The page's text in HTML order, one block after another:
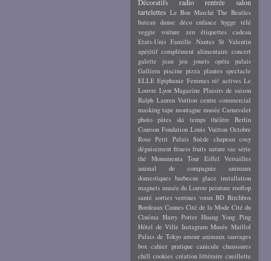
Décoratifs
radio rentrée
salon
tartelettes Le Bon Marché The Beatles
bateau danse déco enfance hygge télé
veggie
voiture zen
étiquettes cadeau
Etats-Unis Famille Nantes St Valentin
apéritif complément alimentaire concert
galette
jean jeu jouets opéra
palais
Galliera piscine pizza plantes spectacle
ELLE Epiphanie Femmes ré/ actives Le
Louvre Lyon Magazine Plaisirs de saison
Ralph Lauren Vuitton centre commercial
masking tape montagne musée Carnavalet
photo
pâtes ski temps théâtre
Berlin
Courson Fondation Louis Vuitton Octobre
Rose Petit Palais Suède chapeau cosy
déguisement fitness fruits nature sac série
thé
Monumenta Tour Eiffel Versailles
animal de compagnie
animaux
domestiques barbecue glace installation
magnets musée du Louvre peinture rooftop
santé sorties verrines vœux BD Birchbox
Bordeaux Cannes Cité de la Mode Cité du
Cinéma Harry Potter Huang Yong Ping
Hôtel de Ville Instagram Musée Maillol
Palais de Tokyo amour animaux sauvages
box cahier pratique canicule chaussures
chill cookies création littéraire cueillette